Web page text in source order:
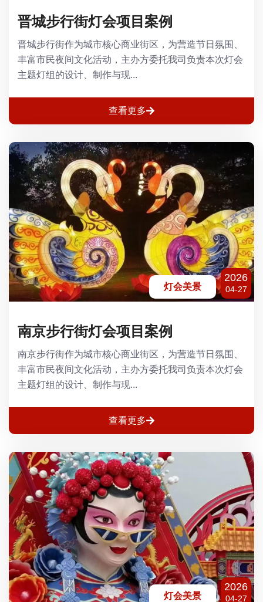
晋城步行街灯会项目案例
晋城步行街作为城市核心商业街区，为营造节日氛围、
丰富市民夜间文化活动，主办方委托我司负责本次灯会
主题灯组的设计、制作与现...
查看更多
灯会美景
2026
04-27
南京步行街灯会项目案例
南京步行街作为城市核心商业街区，为营造节日氛围、
丰富市民夜间文化活动，主办方委托我司负责本次灯会
主题灯组的设计、制作与现...
查看更多
灯会美景
2026
04-27